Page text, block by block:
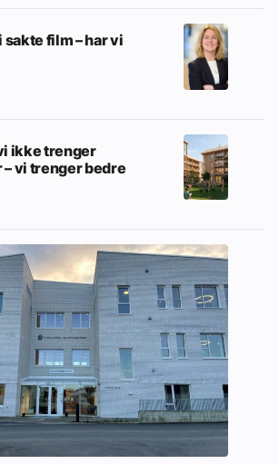
film – har vi
ikke trenger
vi trenger bedre